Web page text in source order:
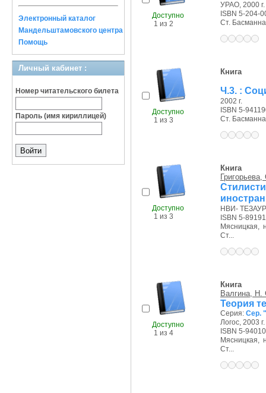
Электронный каталог
Мандельштамовского центра
Помощь
Личный кабинет :
Номер читательского билета
Пароль (имя кириллицей)
Доступно
1 из 2
УРАО, 2000 г.
ISBN 5-204-
Ст.
Доступно
1 из 3
Книга
Ч.3. :
2002 г.
ISBN 5-
Ст.
Доступно
1 из 3
Книга
НВИ-
ISBN 5-
Мясницкая,
Ст...
Доступно
1 из 4
Книга
Валгина, Н.
Теория
Серия: Сер.
Логос, 2003 г.
ISBN 5-
Мясницкая,
Ст...